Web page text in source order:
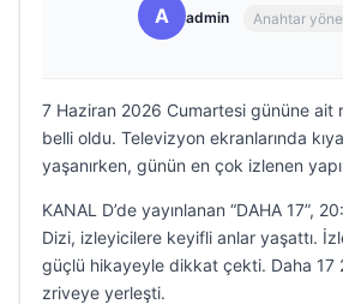
A admin Anahtar
7 Haziran 2026 Cumartesi gününe ait
belli oldu. Televizyon ekranlarında
yaşanırken, günün en çok izlenen
KANAL D’de yayınlanan “DAHA 17”,
Dizi, izleyicilere keyifli anlar yaşattı.
güçlü hikayeyle dikkat çekti. Daha 17
zriveye yerleşti.